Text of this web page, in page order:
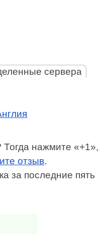
сервера
Тогда нажмите «+1»,
отзыв.
за последние пять